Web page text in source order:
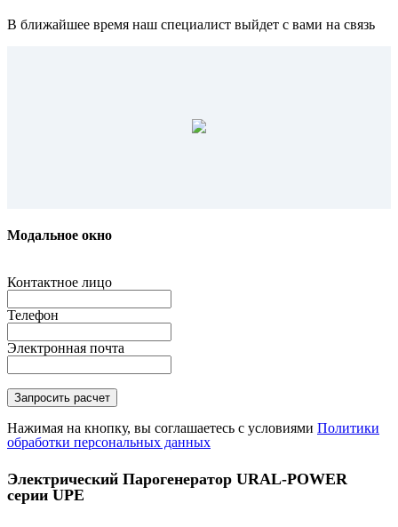
В ближайшее время наш специалист выйдет с вами на связь
Модальное окно
Контактное лицо
Телефон
Электронная почта
Нажимая на кнопку, вы соглашаетесь с условиями Политики
обработки персональных данных
Электрический Парогенератор URAL-POWER
серии UPE